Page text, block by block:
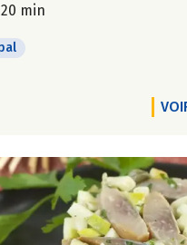
min